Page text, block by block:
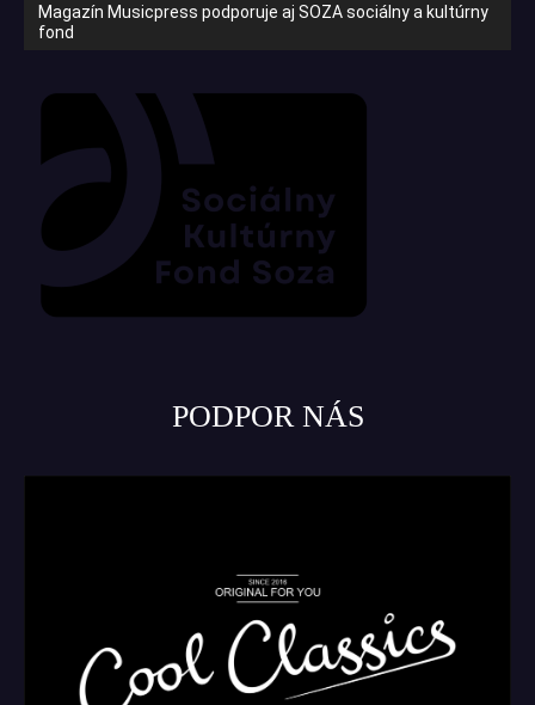
Magazín Musicpress podporuje aj SOZA sociálny a kultúrny
fond
PODPOR NÁS